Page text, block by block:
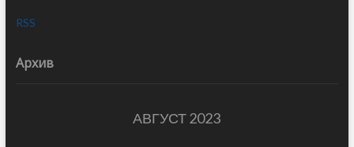
RSS
Архив
АВГУСТ 2023